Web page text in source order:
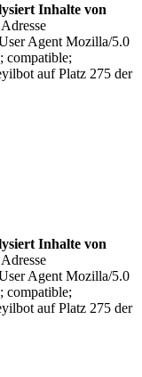
Inhalte von
Agent Mozilla/5.0
auf Platz 275 der
Inhalte von
Agent Mozilla/5.0
auf Platz 275 der